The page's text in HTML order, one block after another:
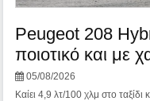
Peugeot 208
ποιοτικό και με
05/08/2026
Καίει 4,9 λτ/100 χλμ στο